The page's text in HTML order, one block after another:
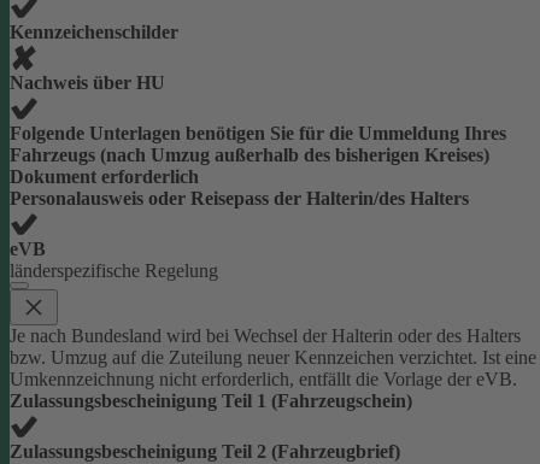
Kennzeichenschilder
Nachweis über HU
Folgende Unterlagen benötigen Sie für die Ummeldung Ihres
Fahrzeugs (nach Umzug außerhalb des bisherigen Kreises)
Dokument erforderlich
Personalausweis oder Reisepass der Halterin/des Halters
eVB
länderspezifische Regelung
Je nach Bundesland wird bei Wechsel der Halterin oder des Halters
bzw. Umzug auf die Zuteilung neuer Kennzeichen verzichtet. Ist eine
Umkennzeichnung nicht erforderlich, entfällt die Vorlage der eVB.
Zulassungsbescheinigung Teil 1 (Fahrzeugschein)
Zulassungsbescheinigung Teil 2 (Fahrzeugbrief)